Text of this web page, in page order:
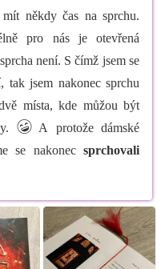
někdy čas na sprchu.
pro nás je otevřená
není. S čímž jsem se
tak jsem nakonec sprchu
místa, kde můžou být
A protože dámské
se nakonec sprchovali